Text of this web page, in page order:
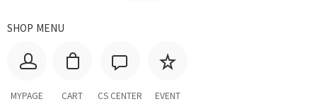
SHOP MENU
MYPAGE CART CS CENTER EVENT